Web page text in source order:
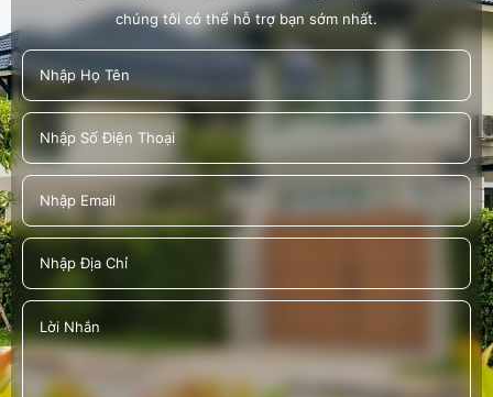
HOÀNG LAM HỖ TRỢ CÔNG TÁC XÃ HỘI
TRỒNG CÂY XANH TẠI BỜ KÊNH HÀNG BÀNG
TRÊN ĐƯỜNG VẠN TƯỢNG
chúng tôi có thể hỗ trợ bạn sớm nhất.